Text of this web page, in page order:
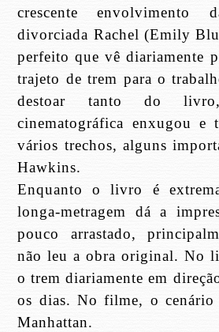
crescente envolvimento
divorciada Rachel (Emily
perfeito que vê diariamente
trajeto de trem para o
destoar tanto do
cinematográfica enxugou e
vários trechos, alguns
Hawkins.
Enquanto o livro é
longa-metragem dá a
pouco arrastado,
não leu a obra original. No
o trem diariamente em
os dias. No filme, o cenário
Manhattan.